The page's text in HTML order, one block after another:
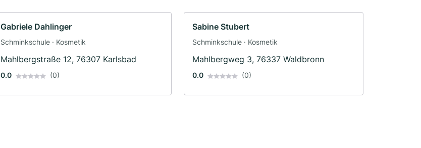
Gabriele Dahlinger
Schminkschule · Kosmetik
Mahlbergstraße 12, 76307 Karlsbad
0.0 (0)
Sabine Stubert
Schminkschule · Kosmetik
Mahlbergweg 3, 76337 Waldbronn
0.0 (0)